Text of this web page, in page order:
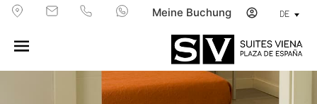
Meine Buchung DE